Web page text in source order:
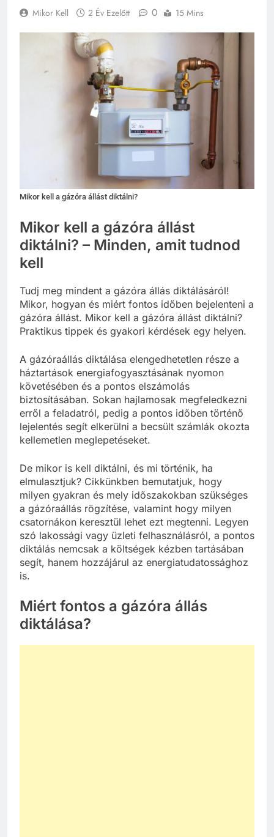
Mikor Kell 2 Év Ezelőtt 0 15 Mins
Mikor kell a gázóra állást diktálni?
Mikor kell a gázóra állást
diktálni? – Minden, amit tudnod
kell
Tudj meg mindent a gázóra állás diktálásáról!
Mikor, hogyan és miért fontos időben bejelenteni a
gázóra állást. Mikor kell a gázóra állást diktálni?
Praktikus tippek és gyakori kérdések egy helyen.
A gázóraállás diktálása elengedhetetlen része a
háztartások energiafogyasztásának nyomon
követésében és a pontos elszámolás
biztosításában. Sokan hajlamosak megfeledkezni
erről a feladatról, pedig a pontos időben történő
lejelentés segít elkerülni a becsült számlák okozta
kellemetlen meglepetéseket.
De mikor is kell diktálni, és mi történik, ha
elmulasztjuk? Cikkünkben bemutatjuk, hogy
milyen gyakran és mely időszakokban szükséges
a gázóraállás rögzítése, valamint hogy milyen
csatornákon keresztül lehet ezt megtenni. Legyen
szó lakossági vagy üzleti felhasználásról, a pontos
diktálás nemcsak a költségek kézben tartásában
segít, hanem hozzájárul az energiatudatossághoz
is.
Miért fontos a gázóra állás
diktálása?